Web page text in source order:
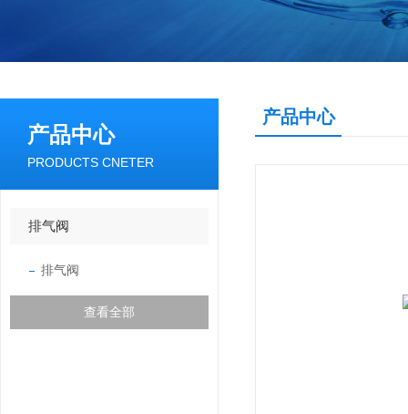
产品中心
PRODUCTS CNETER
排气阀
排气阀
查看全部
产品中心